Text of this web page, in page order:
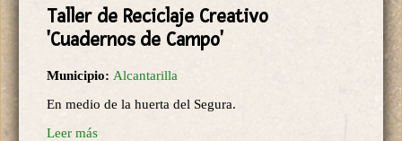
Taller de Reciclaje Creativo
'Cuadernos de Campo'
Municipio: Alcantarilla
En medio de la huerta del Segura.
Leer más